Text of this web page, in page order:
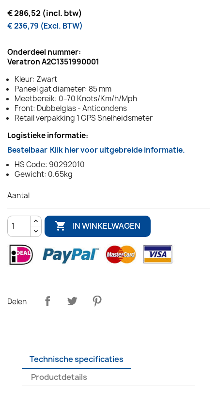
€ 286,52 (incl. btw)
€ 236,79 (Excl. BTW)
Onderdeel nummer:
Veratron A2C1351990001
Kleur: Zwart
Paneel gat diameter: 85 mm
Meetbereik: 0–70 Knots/Km/h/Mph
Front: Dubbelglas - Anticondens
Retail verpakking 1 GPS Snelheidsmeter
Logistieke informatie:
Bestelbaar Klik hier voor uitgebreide informatie.
HS Code: 90292010
Gewicht: 0.65kg
Aantal
 IN WINKELWAGEN
Delen
Technische specificaties
Productdetails